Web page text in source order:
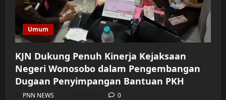
Umum
KJN Dukung Penuh Kinerja Kejaksaan
Negeri Wonosobo dalam Pengembangan
Dugaan Penyimpangan Bantuan PKH
PNN NEWS 0